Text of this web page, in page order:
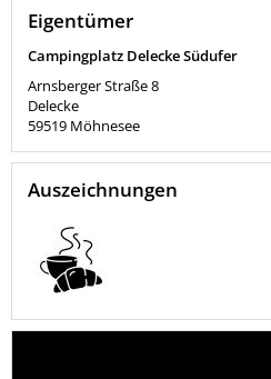
Eigentümer
Campingplatz Delecke Südufer
Arnsberger Straße 8
Delecke
59519 Möhnesee
Auszeichnungen